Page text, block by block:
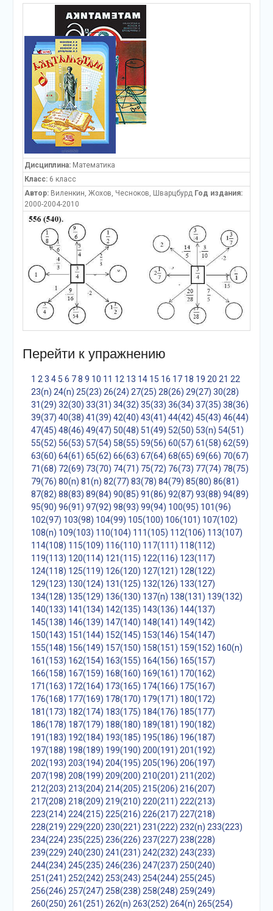
Дисциплина:Математика
Класс:6 класс
Автор:Виленкин, Жохов, Чесноков, Шварцбурд Год издания:
2000-2004-2010
Перейти к упражнению
1 2 3 4 5 6 7 8 9 10 11 12 13 14 15 16 17 18 19 20 21 22
23(n) 24(n) 25(23) 26(24) 27(25) 28(26) 29(27) 30(28)
31(29) 32(30) 33(31) 34(32) 35(33) 36(34) 37(35) 38(36)
39(37) 40(38) 41(39) 42(40) 43(41) 44(42) 45(43) 46(44)
47(45) 48(46) 49(47) 50(48) 51(49) 52(50) 53(n) 54(51)
55(52) 56(53) 57(54) 58(55) 59(56) 60(57) 61(58) 62(59)
63(60) 64(61) 65(62) 66(63) 67(64) 68(65) 69(66) 70(67)
71(68) 72(69) 73(70) 74(71) 75(72) 76(73) 77(74) 78(75)
79(76) 80(n) 81(n) 82(77) 83(78) 84(79) 85(80) 86(81)
87(82) 88(83) 89(84) 90(85) 91(86) 92(87) 93(88) 94(89)
95(90) 96(91) 97(92) 98(93) 99(94) 100(95) 101(96)
102(97) 103(98) 104(99) 105(100) 106(101) 107(102)
108(n) 109(103) 110(104) 111(105) 112(106) 113(107)
114(108) 115(109) 116(110) 117(111) 118(112)
119(113) 120(114) 121(115) 122(116) 123(117)
124(118) 125(119) 126(120) 127(121) 128(122)
129(123) 130(124) 131(125) 132(126) 133(127)
134(128) 135(129) 136(130) 137(n) 138(131) 139(132)
140(133) 141(134) 142(135) 143(136) 144(137)
145(138) 146(139) 147(140) 148(141) 149(142)
150(143) 151(144) 152(145) 153(146) 154(147)
155(148) 156(149) 157(150) 158(151) 159(152) 160(n)
161(153) 162(154) 163(155) 164(156) 165(157)
166(158) 167(159) 168(160) 169(161) 170(162)
171(163) 172(164) 173(165) 174(166) 175(167)
176(168) 177(169) 178(170) 179(171) 180(172)
181(173) 182(174) 183(175) 184(176) 185(177)
186(178) 187(179) 188(180) 189(181) 190(182)
191(183) 192(184) 193(185) 195(186) 196(187)
197(188) 198(189) 199(190) 200(191) 201(192)
202(193) 203(194) 204(195) 205(196) 206(197)
207(198) 208(199) 209(200) 210(201) 211(202)
212(203) 213(204) 214(205) 215(206) 216(207)
217(208) 218(209) 219(210) 220(211) 222(213)
223(214) 224(215) 225(216) 226(217) 227(218)
228(219) 229(220) 230(221) 231(222) 232(n) 233(223)
234(224) 235(225) 236(226) 237(227) 238(228)
239(229) 240(230) 241(231) 242(232) 243(233)
244(234) 245(235) 246(236) 247(237) 250(240)
251(241) 252(242) 253(243) 254(244) 255(245)
256(246) 257(247) 258(238) 258(248) 259(249)
260(250) 261(251) 262(n) 263(252) 264(n) 265(254)